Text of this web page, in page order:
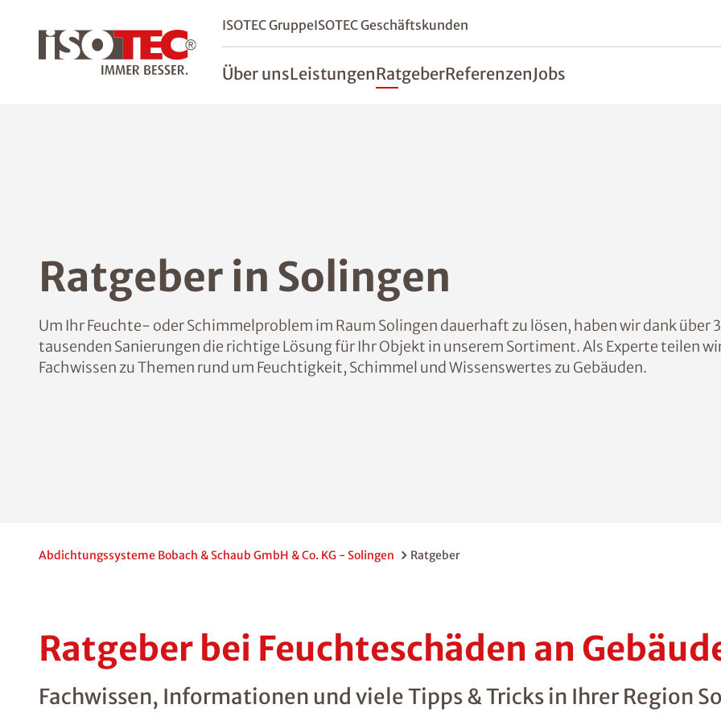
ISOTEC GruppeISOTEC Geschäftskunden
Über unsLeistungenRatgeberReferenzenJobs
Ratgeber in Solingen
Um Ihr Feuchte- oder Schimmelproblem im Raum Solingen dauerhaft zu lösen, haben wir dank über
tausenden Sanierungen die richtige Lösung für Ihr Objekt in unserem Sortiment. Als Experte teilen
Fachwissen zu Themen rund um Feuchtigkeit, Schimmel und Wissenswertes zu Gebäuden.
Abdichtungssysteme Bobach & Schaub GmbH & Co. KG - Solingen Ratgeber
Ratgeber bei Feuchteschäden an
Fachwissen, Informationen und viele Tipps & Tricks in Ihrer Region